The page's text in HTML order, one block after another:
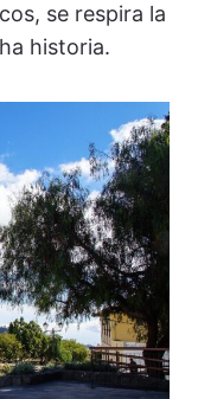
se respira la
historia.